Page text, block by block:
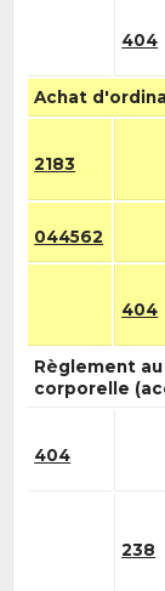
404
Achat
2183
044562
404
Règlement
corporelle
404
238